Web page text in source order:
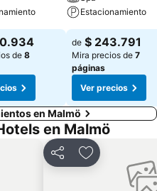
de 8
Estacionamiento
de $ 243.791
Mira precios de 7
páginas
Ver precios
en Malmö
en Malmö
CompartirAgregar a